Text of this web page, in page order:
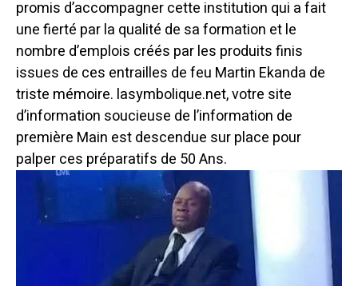
promis d’accompagner cette institution qui a fait
une fierté par la qualité de sa formation et le
nombre d’emplois créés par les produits finis
issues de ces entrailles de feu Martin Ekanda de
triste mémoire. lasymbolique.net, votre site
d’information soucieuse de l’information de
première Main est descendue sur place pour
palper ces préparatifs de 50 Ans.